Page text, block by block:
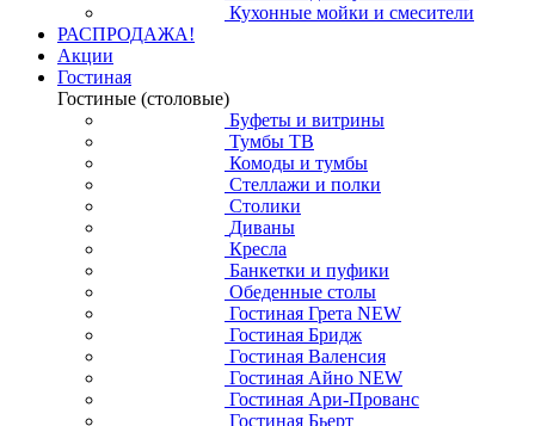
Кухонные мойки и смесители
РАСПРОДАЖА!
Акции
Гостиная
Гостиные (столовые)
Буфеты и витрины
Тумбы ТВ
Комоды и тумбы
Стеллажи и полки
Столики
Диваны
Кресла
Банкетки и пуфики
Обеденные столы
Гостиная Грета NEW
Гостиная Бридж
Гостиная Валенсия
Гостиная Айно NEW
Гостиная Ари-Прованс
Гостиная Бьерт